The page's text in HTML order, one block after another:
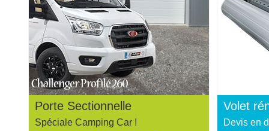
Porte Sectionnelle
Spéciale Camping Car !
Volet
Devis en